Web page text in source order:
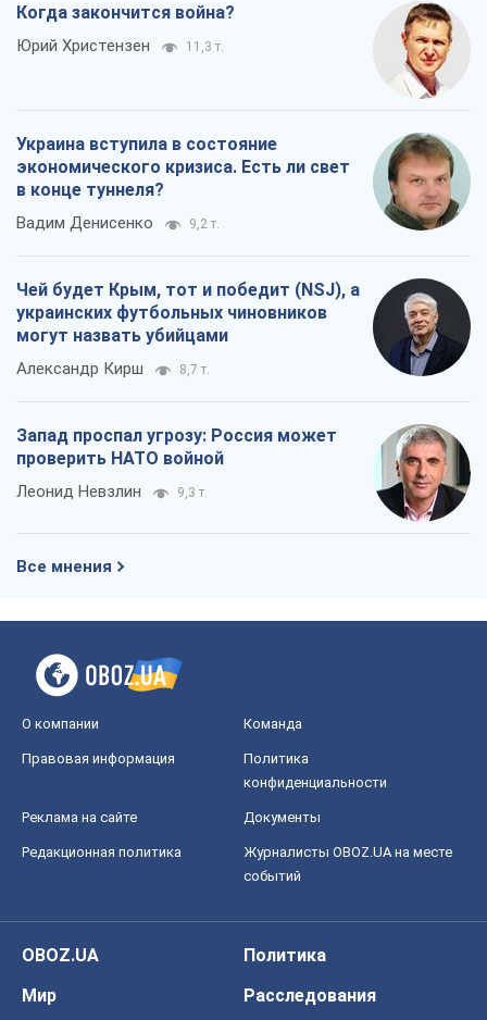
Когда закончится война?
Юрий Христензен 11,3 т.
Украина вступила в состояние
экономического кризиса. Есть ли свет
в конце туннеля?
Вадим Денисенко 9,2 т.
Чей будет Крым, тот и победит (NSJ), а
украинских футбольных чиновников
могут назвать убийцами
Александр Кирш 8,7 т.
Запад проспал угрозу: Россия может
проверить НАТО войной
Леонид Невзлин 9,3 т.
Все мнения
О компании Команда
Правовая информация
Политика
конфиденциальности
Реклама на сайте Документы
Редакционная политика
Журналисты OBOZ.UA на месте
событий
OBOZ.UA
Политика
Мир
Расследования